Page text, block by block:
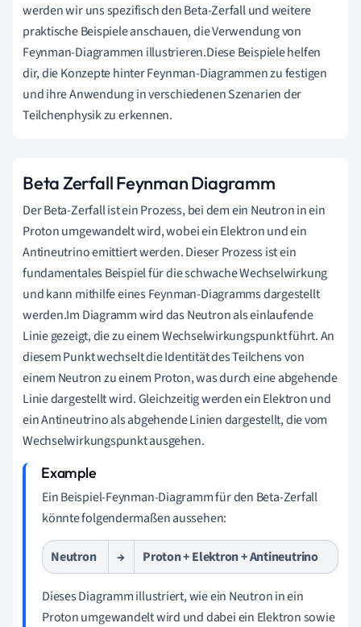
werden wir uns spezifisch den Beta-Zerfall und weitere
praktische Beispiele anschauen, die Verwendung von
Feynman-Diagrammen illustrieren.Diese Beispiele helfen
dir, die Konzepte hinter Feynman-Diagrammen zu festigen
und ihre Anwendung in verschiedenen Szenarien der
Teilchenphysik zu erkennen.
Beta Zerfall Feynman Diagramm
Der Beta-Zerfall ist ein Prozess, bei dem ein Neutron in ein
Proton umgewandelt wird, wobei ein Elektron und ein
Antineutrino emittiert werden. Dieser Prozess ist ein
fundamentales Beispiel für die schwache Wechselwirkung
und kann mithilfe eines Feynman-Diagramms dargestellt
werden.Im Diagramm wird das Neutron als einlaufende
Linie gezeigt, die zu einem Wechselwirkungspunkt führt. An
diesem Punkt wechselt die Identität des Teilchens von
einem Neutron zu einem Proton, was durch eine abgehende
Linie dargestellt wird. Gleichzeitig werden ein Elektron und
ein Antineutrino als abgehende Linien dargestellt, die vom
Wechselwirkungspunkt ausgehen.
Ein Beispiel-Feynman-Diagramm für den Beta-Zerfall
könnte folgendermaßen aussehen:
Neutron → Proton + Elektron + Antineutrino
Dieses Diagramm illustriert, wie ein Neutron in ein
Proton umgewandelt wird und dabei ein Elektron sowie